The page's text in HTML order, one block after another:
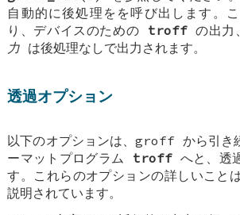
自動的に後処理をを呼び出します。
り、デバイスのための troffの出力
力 は後処理なしで出力されます。
透過オプション
以下のオプションは、groff から引き
ーマットプログラム troffへと、透
す。これらのオプションの詳しいこと
説明されています。